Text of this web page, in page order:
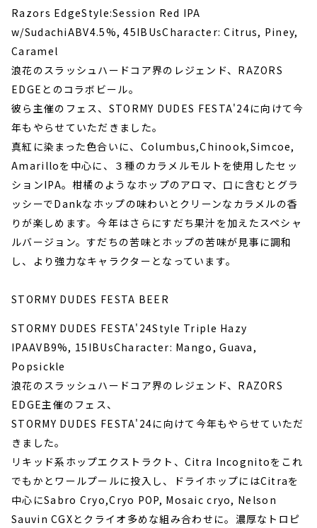
Razors EdgeStyle:Session Red IPA
w/SudachiABV4.5%, 45IBUsCharacter: Citrus, Piney,
Caramel
浪花のスラッシュハードコア界のレジェンド、RAZORS
EDGEとのコラボビール。
彼ら主催のフェス、STORMY DUDES FESTA'24に向けて今
年もやらせていただきました。
真紅に染まった色合いに、Columbus,Chinook,Simcoe,
Amarilloを中心に、３種のカラメルモルトを使用したセッ
ションIPA。柑橘のようなホップのアロマ、口に含むとグラ
ッシーでDankなホップの味わいとクリーンなカラメルの香
りが楽しめます。今年はさらにすだち果汁を加えたスペシャ
ルバージョン。すだちの苦味とホップの苦味が見事に調和
し、より強力なキャラクターとなっています。
STORMY DUDES FESTA BEER
STORMY DUDES FESTA'24Style Triple Hazy
IPAAVB9%, 15IBUsCharacter: Mango, Guava,
Popsickle
浪花のスラッシュハードコア界のレジェンド、RAZORS
EDGE主催のフェス、
STORMY DUDES FESTA'24に向けて今年もやらせていただ
きました。
リキッド系ホップエクストラクト、Citra Incognitoをこれ
でもかとワールプールに投入し、ドライホップにはCitraを
中心にSabro Cryo,Cryo POP, Mosaic cryo, Nelson
Sauvin CGXとクライオ多めな組み合わせに。濃厚なトロピ